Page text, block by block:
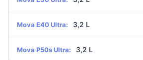
Mova E40 Ultra: 3,2 L
Mova P50s Ultra: 3,2 L